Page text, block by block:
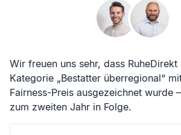
Wir freuen uns sehr, dass
Kategorie „Bestatter überregional“
Fairness-Preis ausgezeichnet wurde
zum zweiten Jahr in Folge.